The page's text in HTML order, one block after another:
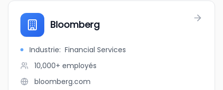
Bloomberg
Industrie: Financial Services
10,000+ employés
bloomberg.com